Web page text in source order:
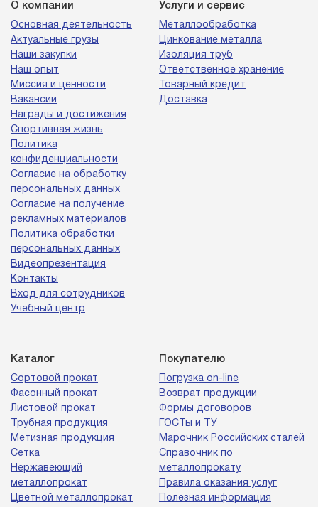
О компании
Основная деятельность
Актуальные грузы
Наши закупки
Наш опыт
Миссия и ценности
Вакансии
Награды и достижения
Спортивная жизнь
Политика
конфиденциальности
Согласие на обработку
персональных данных
Согласие на получение
рекламных материалов
Политика обработки
персональных данных
Видеопрезентация
Контакты
Вход для сотрудников
Учебный центр
Услуги и сервис
Металлообработка
Цинкование металла
Изоляция труб
Ответственное хранение
Товарный кредит
Доставка
Каталог
Сортовой прокат
Фасонный прокат
Листовой прокат
Трубная продукция
Метизная продукция
Сетка
Нержавеющий
металлопрокат
Цветной металлопрокат
Покупателю
Погрузка on-line
Возврат продукции
Формы договоров
ГОСТы и ТУ
Марочник Российских сталей
Справочник по
металлопрокату
Правила оказания услуг
Полезная информация